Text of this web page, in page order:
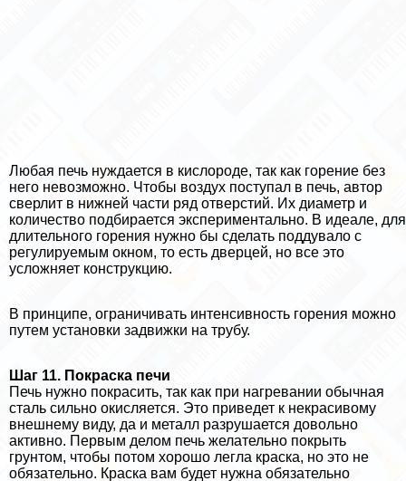
Любая печь нуждается в кислороде, так как горение без
него невозможно. Чтобы воздух поступал в печь, автор
сверлит в нижней части ряд отверстий. Их диаметр и
количество подбирается экспериментально. В идеале, для
длительного горения нужно бы сделать поддувало с
регулируемым окном, то есть дверцей, но все это
усложняет конструкцию.
В принципе, ограничивать интенсивность горения можно
путем установки задвижки на трубу.
Шаг 11. Покраска печи
Печь нужно покрасить, так как при нагревании обычная
сталь сильно окисляется. Это приведет к некрасивому
внешнему виду, да и металл разрушается довольно
активно. Первым делом печь желательно покрыть
грунтом, чтобы потом хорошо легла краска, но это не
обязательно. Краска вам будет нужна обязательно